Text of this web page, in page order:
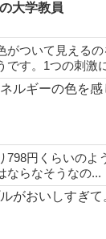
大学教員
がついて見えるの
です。1つの刺激
ルギーの色を感
798円くらいのよ
ならなそうなの...
がおいしすぎて